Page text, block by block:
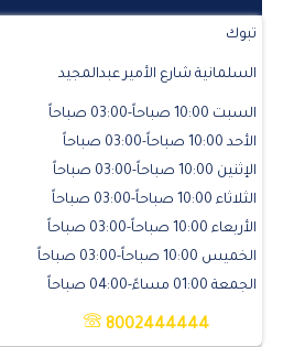
تبوك
السلمانية شارع الأمير عبدالمجيد
السبت 10:00 صباحاً-03:00 صباحاً
الأحد 10:00 صباحاً-03:00 صباحاً
الإثنين 10:00 صباحاً-03:00 صباحاً
الثلاثاء 10:00 صباحاً-03:00 صباحاً
الأربعاء 10:00 صباحاً-03:00 صباحاً
الخميس 10:00 صباحاً-03:00 صباحاً
الجمعة 01:00 مساءً-04:00 صباحاً
8002444444